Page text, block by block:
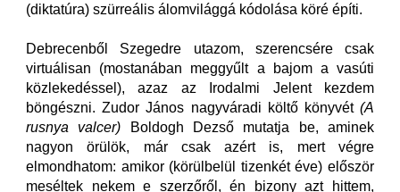
(diktatúra) szürreális álomvilággá kódolása köré építi.
Debrecenből Szegedre utazom, szerencsére csak
virtuálisan (mostanában meggyűlt a bajom a vasúti
közlekedéssel), azaz az Irodalmi Jelent kezdem
böngészni. Zudor János nagyváradi költő könyvét (A
rusnya valcer) Boldogh Dezső mutatja be, aminek
nagyon örülök, már csak azért is, mert végre
elmondhatom: amikor (körülbelül tizenkét éve) először
meséltek nekem e szerzőről, én bizony azt hittem,